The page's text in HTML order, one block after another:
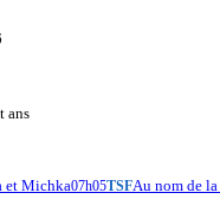
ans
et Michka07h05TSFAu nom de